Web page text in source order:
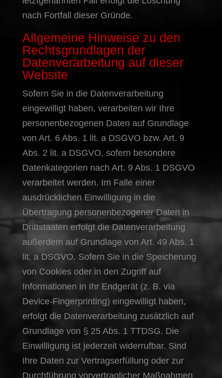
nach Fortfall dieser Gründe.
Allgemeine Hinweise zu den
Rechtsgrundlagen der
Datenverarbeitung auf dieser
Website
Sofern Sie in die Datenverarbeitung
eingewilligt haben, verarbeiten wir Ihre
personenbezogenen Daten auf Grundlage
von Art. 6 Abs. 1 lit. a DSGVO bzw. Art. 9
Abs. 2 lit. a DSGVO, sofern besondere
Datenkategorien nach Art. 9 Abs. 1 DSGVO
verarbeitet werden. Im Falle einer
ausdrücklichen Einwilligung in die
Übertragung personenbezogener Daten in
Drittstaaten erfolgt die Datenverarbeitung
außerdem auf Grundlage von Art. 49 Abs. 1
lit. a DSGVO. Sofern Sie in die Speicherung
von Cookies oder in den Zugriff auf
Informationen in Ihr Endgerät (z. B. via
Device-Fingerprinting) eingewilligt haben,
erfolgt die Datenverarbeitung zusätzlich auf
Grundlage von § 25 Abs. 1 TTDSG. Die
Einwilligung ist jederzeit widerrufbar. Sind
Ihre Daten zur Vertragserfüllung oder zur
Durchführung vorvertraglicher Maßnahmen